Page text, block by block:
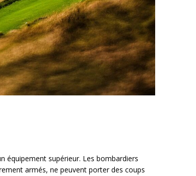
équipement supérieur. Les bombardiers
armés, ne peuvent porter des coups